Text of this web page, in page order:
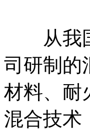
从我国
司研制的
材料、耐
混合技术